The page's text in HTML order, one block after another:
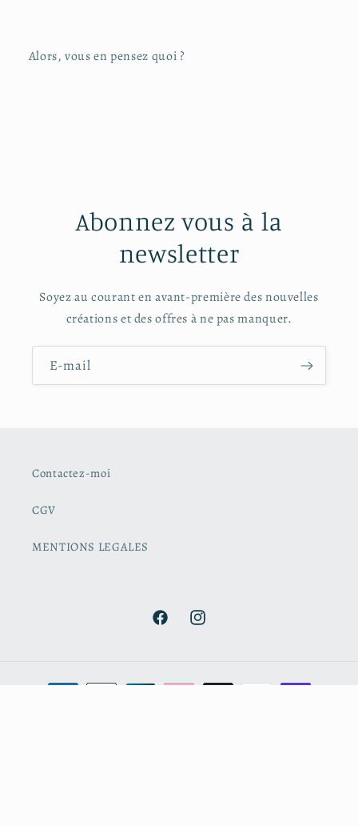
Alors, vous en pensez quoi ?
Abonnez vous à la
newsletter
Soyez au courant en avant-première des nouvelles
créations et des offres à ne pas manquer.
E-mail
Contactez-moi
CGV
MENTIONS LEGALES
FacebookInstagram
Moyens